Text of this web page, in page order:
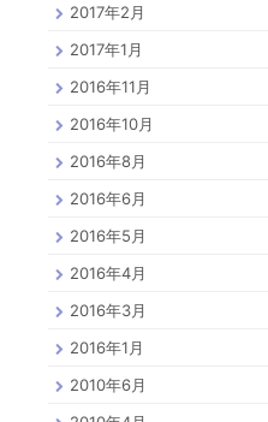
2017年2月
2017年1月
2016年11月
2016年10月
2016年8月
2016年6月
2016年5月
2016年4月
2016年3月
2016年1月
2010年6月